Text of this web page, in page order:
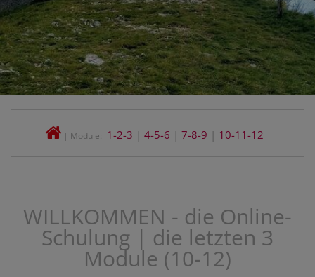
| Module: 1-2-3 | 4-5-6 | 7-8-9 | 10-11-12
WILLKOMMEN - die Online-
Schulung | die letzten 3
Module (10-12)